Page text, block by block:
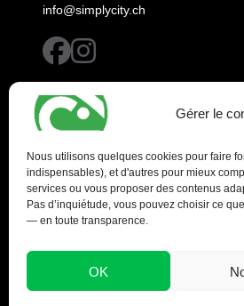
Gérer le
Nous utilisons quelques cookies pour faire
indispensables), et d'autres pour mieux
services ou vous proposer des contenus
Pas d’inquiétude, vous pouvez choisir ce
— en toute transparence.
OK
info@simplycity.ch
facebookinstagram